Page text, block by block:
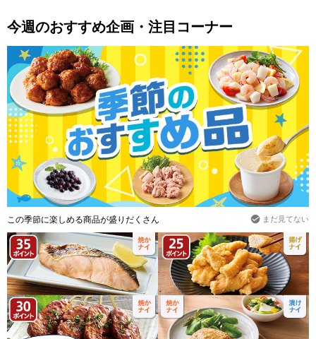
今週のおすすめ企画・注目コーナー
この季節に楽しめる商品が盛りだくさん まだ見てない